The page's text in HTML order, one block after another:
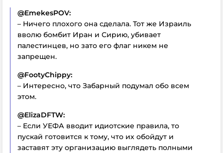
@EmekesPOV:
– Ничего плохого она сделала. Тот же Израиль
вволю бомбит Иран и Сирию, убивает
палестинцев, но зато его флаг никем не
запрещен.
@FootyChippy:
– Интересно, что Забарный подумал обо всем
этом.
@ElizaDFTW:
– Если УЕФА вводит идиотские правила, то
пускай готовится к тому, что их обойдут и
заставят эту организацию выглядеть полными